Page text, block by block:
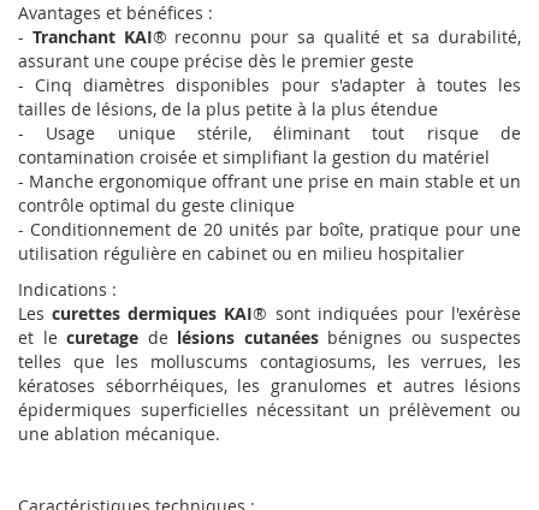
Avantages et bénéfices :
- Tranchant KAI® reconnu pour sa qualité et sa durabilité,
assurant une coupe précise dès le premier geste
- Cinq diamètres disponibles pour s'adapter à toutes les
tailles de lésions, de la plus petite à la plus étendue
- Usage unique stérile, éliminant tout risque de
contamination croisée et simplifiant la gestion du matériel
- Manche ergonomique offrant une prise en main stable et un
contrôle optimal du geste clinique
- Conditionnement de 20 unités par boîte, pratique pour une
utilisation régulière en cabinet ou en milieu hospitalier
Indications :
Lescurettes dermiques KAI® sont indiquées pour l'exérèse
et le curetage de lésions cutanéesbénignes ou suspectes
telles que les molluscums contagiosums, les verrues, les
kératoses séborrhéiques, les granulomes et autres lésions
épidermiques superficielles nécessitant un prélèvement ou
une ablation mécanique.